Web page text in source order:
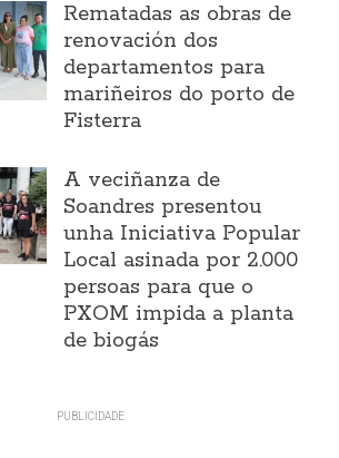
Rematadas as obras de
renovación dos
departamentos para
mariñeiros do porto de
Fisterra
A veciñanza de
Soandres presentou
unha Iniciativa Popular
Local asinada por 2.000
persoas para que o
PXOM impida a planta
de biogás